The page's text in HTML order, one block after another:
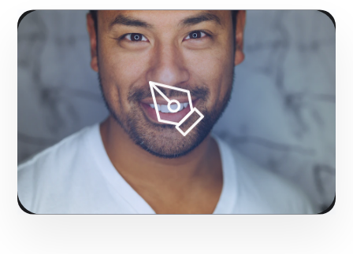
Em Fortaleza, pesquisa de mercado e
levantamento de requisitos. Consolidando a
liderança digital em Fortaleza.
Solicitar serviço